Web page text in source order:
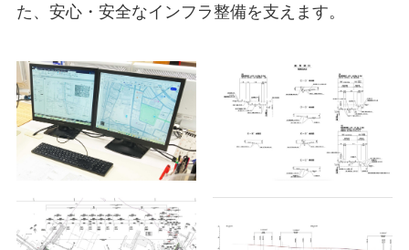
た、安心・安全なインフラ整備を支えます。